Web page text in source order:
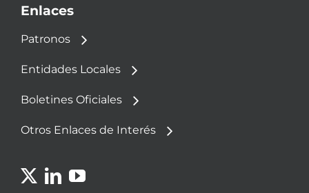
Enlaces
Patronos
Entidades Locales
Boletines Oficiales
Otros Enlaces de Interés